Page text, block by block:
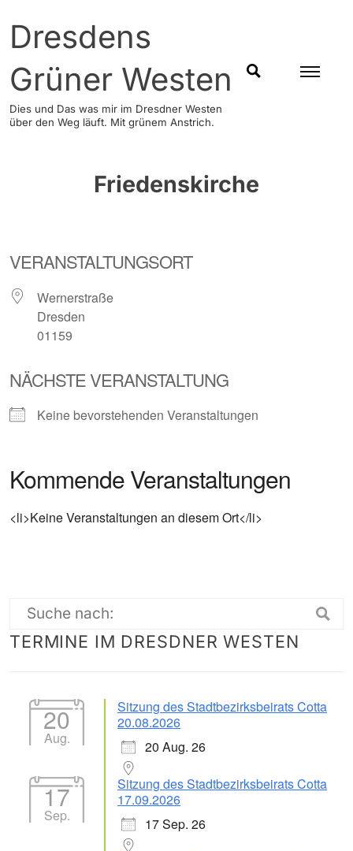
content
Dresdens
Grüner Westen
Dies und Das was mir im Dresdner Westen
über den Weg läuft. Mit grünem Anstrich.
SUCHEN
Friedenskirche
VERANSTALTUNGSORT
Wernerstraße
Dresden
01159
NÄCHSTE VERANSTALTUNG
Keine bevorstehenden Veranstaltungen
Kommende Veranstaltungen
<li>Keine Veranstaltungen an diesem Ort</li>
Suche
nach:
TERMINE IM DRESDNER WESTEN
20
Aug.
Sitzung des Stadtbezirksbeirats Cotta
20.08.2026
20 Aug. 26
17
Sep.
Sitzung des Stadtbezirksbeirats Cotta
17.09.2026
17 Sep. 26